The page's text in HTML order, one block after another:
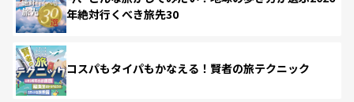
年絶対行くべき旅先30
コスパもタイパもかなえる！賢者の旅テクニック